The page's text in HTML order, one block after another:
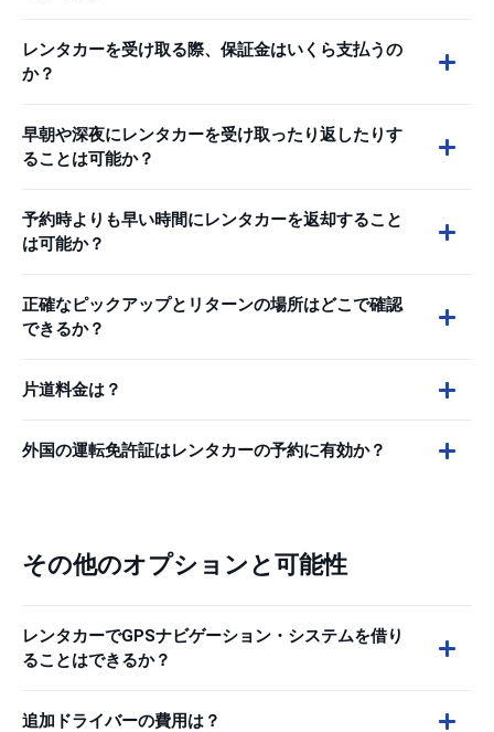
レンタカーを受け取る際、保証金はいくら支払うの
か？
早朝や深夜にレンタカーを受け取ったり返したりす
ることは可能か？
予約時よりも早い時間にレンタカーを返却すること
は可能か？
正確なピックアップとリターンの場所はどこで確認
できるか？
片道料金は？
外国の運転免許証はレンタカーの予約に有効か？
その他のオプションと可能性
レンタカーでGPSナビゲーション・システムを借り
ることはできるか？
追加ドライバーの費用は？